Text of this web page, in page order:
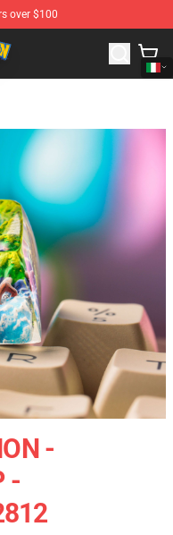
over $100
Store of Pokemon
-
-